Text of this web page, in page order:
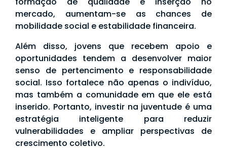
mercado, aumentam-se as chances de
mobilidade social e estabilidade financeira.
Além disso, jovens que recebem apoio e
oportunidades tendem a desenvolver maior
senso de pertencimento e responsabilidade
social. Isso fortalece não apenas o indivíduo,
mas também a comunidade em que ele está
inserido. Portanto, investir na juventude é uma
estratégia inteligente para reduzir
vulnerabilidades e ampliar perspectivas de
crescimento coletivo.